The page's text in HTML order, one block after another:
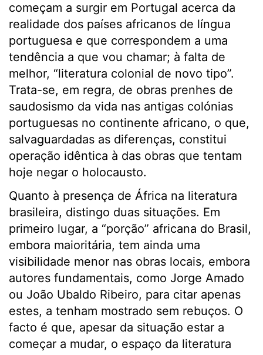
começam a surgir em Portugal acerca da
realidade dos países africanos de língua
portuguesa e que correspondem a uma
tendência a que vou chamar; à falta de
melhor, “literatura colonial de novo tipo”.
Trata-se, em regra, de obras prenhes de
saudosismo da vida nas antigas colónias
portuguesas no continente africano, o que,
salvaguardadas as diferenças, constitui
operação idêntica à das obras que tentam
hoje negar o holocausto.
Quanto à presença de África na literatura
brasileira, distingo duas situações. Em
primeiro lugar, a “porção” africana do Brasil,
embora maioritária, tem ainda uma
visibilidade menor nas obras locais, embora
autores fundamentais, como Jorge Amado
ou João Ubaldo Ribeiro, para citar apenas
estes, a tenham mostrado sem rebuços. O
facto é que, apesar da situação estar a
começar a mudar, o espaço da literatura